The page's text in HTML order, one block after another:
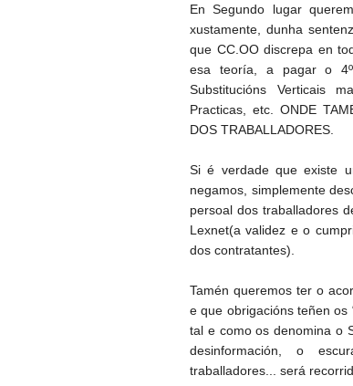
En Segundo lugar
xustamente, dunha
que CC.OO discrepa en
esa teoría, a pagar o 4º
Substitucións Verticais
Practicas, etc. ONDE
DOS TRABALLADORES.
Si é verdade que existe
negamos, simplemente
persoal dos traballadores
Lexnet(a validez e o
dos contratantes).
Tamén queremos ter o
e que obrigacións teñen os
tal e como os denomina o
desinformación, o
traballadores... será